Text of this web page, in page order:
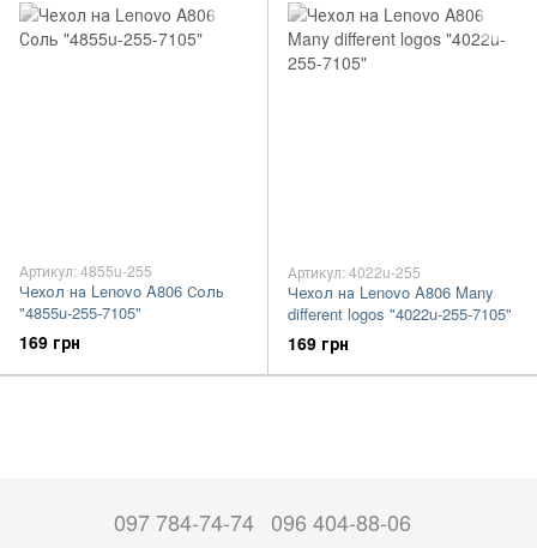
Артикул: 4855u-255
Чехол на Lenovo A806 Соль
"4855u-255-7105"
169 грн
Артикул: 4022u-255
Чехол на Lenovo A806 Many
different logos "4022u-255-7105"
169 грн
097 784-74-74 096 404-88-06